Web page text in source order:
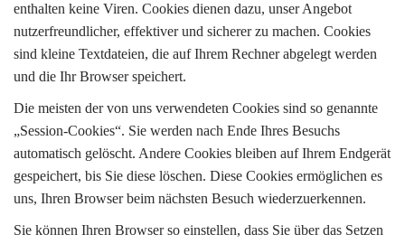
enthalten keine Viren. Cookies dienen dazu, unser Angebot
nutzerfreundlicher, effektiver und sicherer zu machen. Cookies
sind kleine Textdateien, die auf Ihrem Rechner abgelegt werden
und die Ihr Browser speichert.
Die meisten der von uns verwendeten Cookies sind so genannte
„Session-Cookies“. Sie werden nach Ende Ihres Besuchs
automatisch gelöscht. Andere Cookies bleiben auf Ihrem Endgerät
gespeichert, bis Sie diese löschen. Diese Cookies ermöglichen es
uns, Ihren Browser beim nächsten Besuch wiederzuerkennen.
Sie können Ihren Browser so einstellen, dass Sie über das Setzen